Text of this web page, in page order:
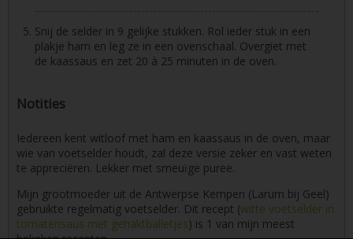
Snij de selder in 9 gelijke stukken. Rol ieder stuk in een
plakje ham en leg ze in een ovenschaal. Overgiet met
de kaassaus en zet 20 à 25 minuten in de oven.
Notities
Iedereen kent witloof met ham en kaassaus in de oven, maar
wie van voetselder houdt, zal deze versie zeker en vast weten
te appreciëren. Lekker met smeuïge puree.
Mijn grootmoeder uit de Antwerpse Kempen (Larum bij Geel)
gebruikte regelmatig voetselder. Dit recept (witte voetselder in
tomatensaus met gehaktballetjes) is 1 van mijn meest